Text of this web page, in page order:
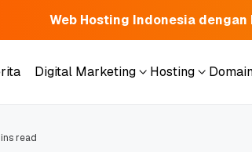
Web Hosting Indonesia
Digital Marketing
Hosting
read